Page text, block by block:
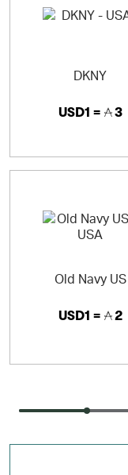
DKNY
USD1 = 3
Old Navy US
USD1 = 2